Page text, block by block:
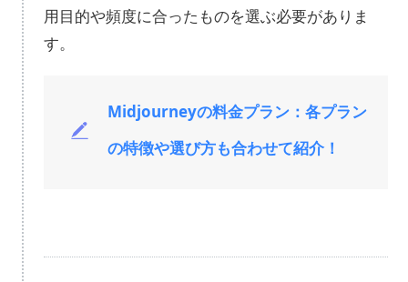
用目的や頻度に合ったものを選ぶ必要がありま
す。
Midjourneyの料金プラン：各プラン
の特徴や選び方も合わせて紹介！